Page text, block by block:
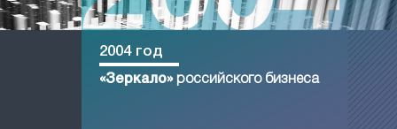
2004 год
«Зеркало»российского бизнеса